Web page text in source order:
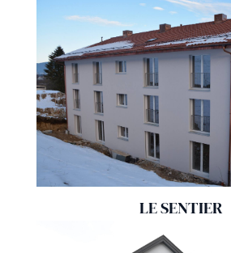
LE SENTIER